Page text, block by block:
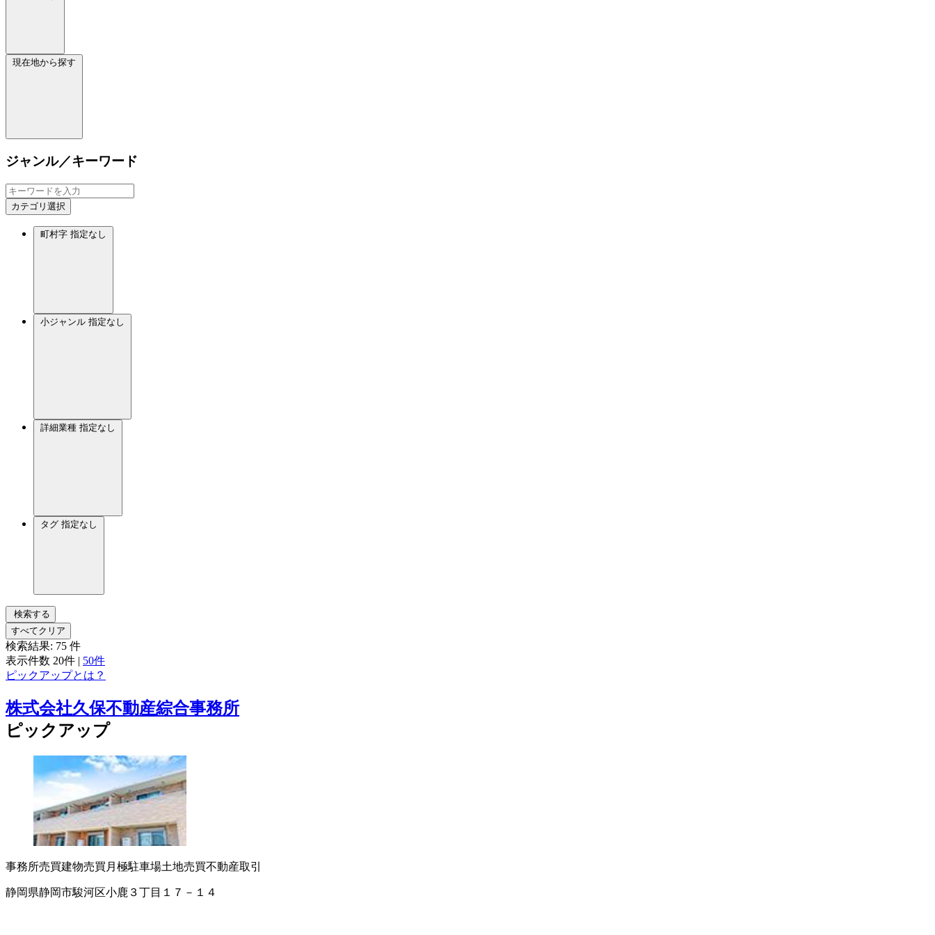
現在地から探す
ジャンル／キーワード
カテゴリ選択
町村字 指定なし
小ジャンル 指定なし
詳細業種 指定なし
タグ 指定なし
検索する
すべてクリア
検索結果: 75 件
表示件数 20件 | 50件
ピックアップとは？
株式会社久保不動産綜合事務所
ピックアップ
事務所売買建物売買 月極駐車場土地売買不動産取引
静岡県静岡市駿河区小鹿３丁目１７－１４